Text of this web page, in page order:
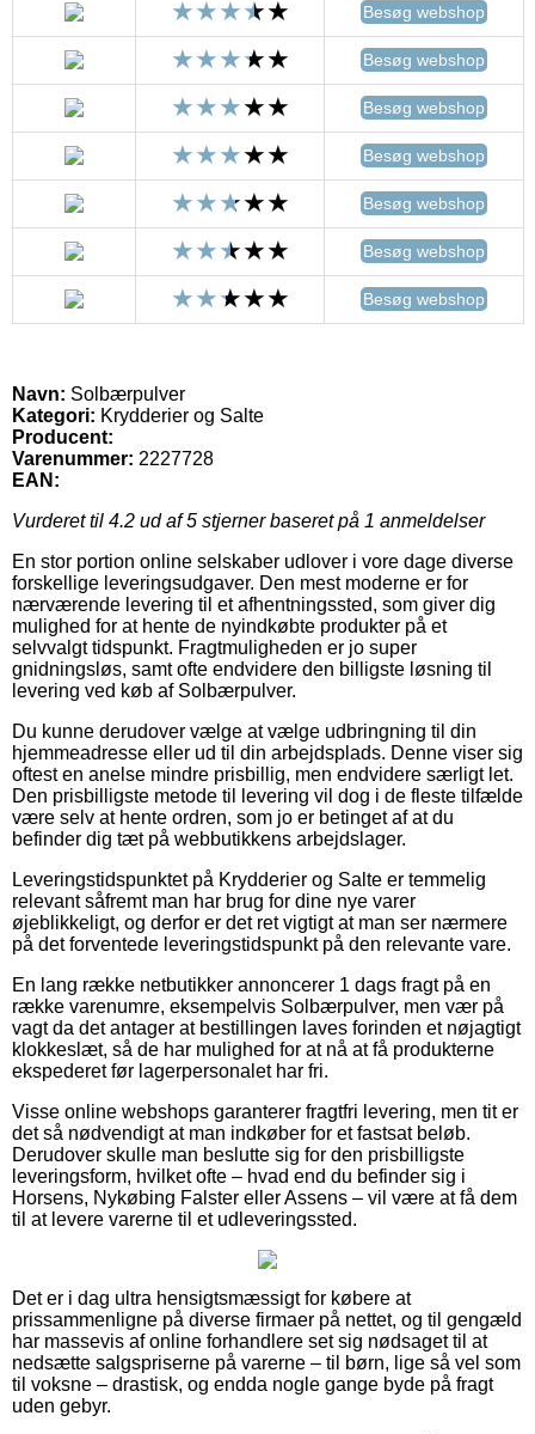
Besøg webshop
Besøg webshop
Besøg webshop
Besøg webshop
Besøg webshop
Besøg webshop
Besøg webshop
Navn: Solbærpulver
Kategori: Krydderier og Salte
Producent:
Varenummer: 2227728
EAN:
Vurderet til 4.2 ud af 5 stjerner baseret på 1 anmeldelser
En stor portion online selskaber udlover i vore dage diverse
forskellige leveringsudgaver. Den mest moderne er for
nærværende levering til et afhentningssted, som giver dig
mulighed for at hente de nyindkøbte produkter på et
selvvalgt tidspunkt. Fragtmuligheden er jo super
gnidningsløs, samt ofte endvidere den billigste løsning til
levering ved køb af Solbærpulver.
Du kunne derudover vælge at vælge udbringning til din
hjemmeadresse eller ud til din arbejdsplads. Denne viser sig
oftest en anelse mindre prisbillig, men endvidere særligt let.
Den prisbilligste metode til levering vil dog i de fleste tilfælde
være selv at hente ordren, som jo er betinget af at du
befinder dig tæt på webbutikkens arbejdslager.
Leveringstidspunktet på Krydderier og Salte er temmelig
relevant såfremt man har brug for dine nye varer
øjeblikkeligt, og derfor er det ret vigtigt at man ser nærmere
på det forventede leveringstidspunkt på den relevante vare.
En lang række netbutikker annoncerer 1 dags fragt på en
række varenumre, eksempelvis Solbærpulver, men vær på
vagt da det antager at bestillingen laves forinden et nøjagtigt
klokkeslæt, så de har mulighed for at nå at få produkterne
ekspederet før lagerpersonalet har fri.
Visse online webshops garanterer fragtfri levering, men tit er
det så nødvendigt at man indkøber for et fastsat beløb.
Derudover skulle man beslutte sig for den prisbilligste
leveringsform, hvilket ofte – hvad end du befinder sig i
Horsens, Nykøbing Falster eller Assens – vil være at få dem
til at levere varerne til et udleveringssted.
Det er i dag ultra hensigtsmæssigt for købere at
prissammenligne på diverse firmaer på nettet, og til gengæld
har massevis af online forhandlere set sig nødsaget til at
nedsætte salgspriserne på varerne – til børn, lige så vel som
til voksne – drastisk, og endda nogle gange byde på fragt
uden gebyr.